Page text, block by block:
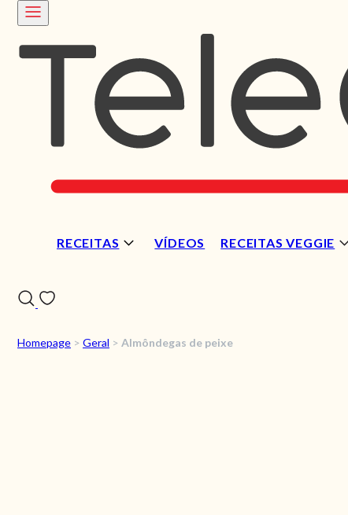
RECEITAS VÍDEOS RECEITAS VEGGIE
Homepage > Geral > Almôndegas de peixe